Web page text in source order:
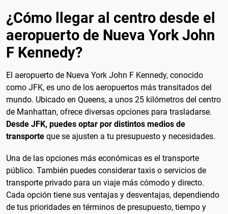
¿Cómo llegar al centro desde el
aeropuerto de Nueva York John
F Kennedy?
El aeropuerto de Nueva York John F Kennedy, conocido
como JFK, es uno de los aeropuertos más transitados del
mundo. Ubicado en Queens, a unos 25 kilómetros del centro
de Manhattan, ofrece diversas opciones para trasladarse.
Desde JFK, puedes optar por distintos medios de
transporte que se ajusten a tu presupuesto y necesidades.
Una de las opciones más económicas es el transporte
público. También puedes considerar taxis o servicios de
transporte privado para un viaje más cómodo y directo.
Cada opción tiene sus ventajas y desventajas, dependiendo
de tus prioridades en términos de presupuesto, tiempo y